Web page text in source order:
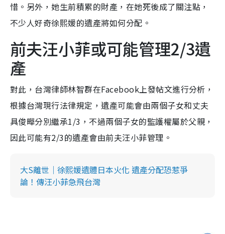
惜。另外，她生前積累的財產，在她死後成了關注點，
不少人好奇徐熙媛的遺產將如何分配。
前夫汪小菲或可能管理2/3遺
產
對此，台灣律師林智群在Facebook上發帖文進行分析，
根據台灣現行法律規定，遺產可能會由兩個子女和丈夫
具俊曄分別繼承1/3，不過兩個子女的監護權屬於父親，
因此可能有2/3的遺產會由前夫汪小菲管理。
大S離世｜徐熙媛遺體日本火化 遺產分配恐惹爭
論！傳汪小菲急飛台灣